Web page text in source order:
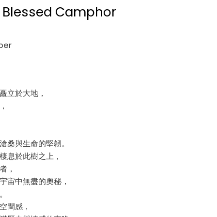
Camphor
立於大地，
桑與生命的堅韌。
息於此樹之上，
，
宙中無盡的奧秘，
間感，